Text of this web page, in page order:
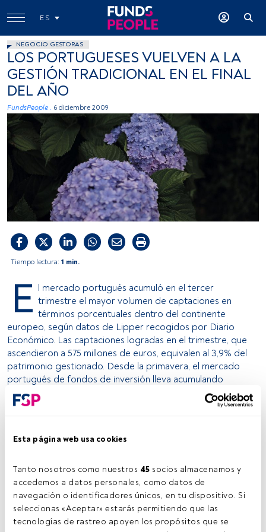
Esta página web usa cookies
Tanto nosotros como nuestros 45 socios almacenamos y
accedemos a datos personales, como datos de
navegación o identificadores únicos, en tu dispositivo. Si
seleccionas «Aceptar» estarás permitiendo que las
tecnologías de rastreo apoyen los propósitos que se
ES
NEGOCIO GESTORAS
LOS PORTUGUESES VUELVEN A LA
GESTIÓN TRADICIONAL EN EL FINAL
DEL AÑO
FundsPeople . 6 diciembre 2009
Tiempo lectura: 1 min.
E l mercado portugués acumuló en el tercer
trimestre el mayor volumen de captaciones en
términos porcentuales dentro del continente
europeo, según datos de Lipper recogidos por Diario
Económico. Las captaciones logradas en el trimestre, que
ascendieron a 575 millones de euros, equivalen al 3,9% del
patrimonio gestionado. Desde la primavera, el mercado
portugués de fondos de inversión lleva acumulando
captaciones. Esto se debe al tirón de los fondos
especiales de inversión durante la primera parte del año,
términos absolutos, el mercado europeo con mayores
11.360 millones de euros entre los meses de junio y de
septiembre.
Los fondos especiales de inversión son la categoría que
acumula las mayores captaciones de dinero en Portugal